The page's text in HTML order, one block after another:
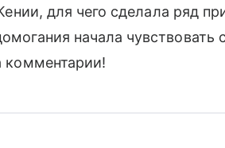
для чего сделала ряд
начала чувствовать
комментарии!